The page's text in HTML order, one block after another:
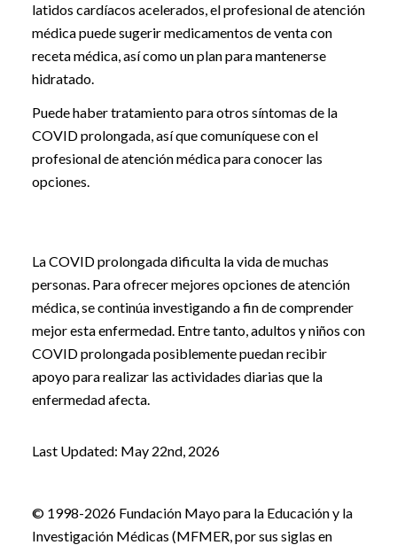
latidos cardíacos acelerados, el profesional de atención
médica puede sugerir medicamentos de venta con
receta médica, así como un plan para mantenerse
hidratado.
Puede haber tratamiento para otros síntomas de la
COVID prolongada, así que comuníquese con el
profesional de atención médica para conocer las
opciones.
La COVID prolongada dificulta la vida de muchas
personas. Para ofrecer mejores opciones de atención
médica, se continúa investigando a fin de comprender
mejor esta enfermedad. Entre tanto, adultos y niños con
COVID prolongada posiblemente puedan recibir
apoyo para realizar las actividades diarias que la
enfermedad afecta.
Last Updated: May 22nd, 2026
© 1998-2026 Fundación Mayo para la Educación y la
Investigación Médicas (MFMER, por sus siglas en